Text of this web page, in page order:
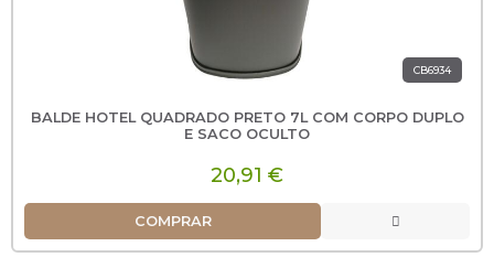
CB6934
BALDE HOTEL QUADRADO PRETO 7L COM CORPO DUPLO
E SACO OCULTO
20,91 €
COMPRAR